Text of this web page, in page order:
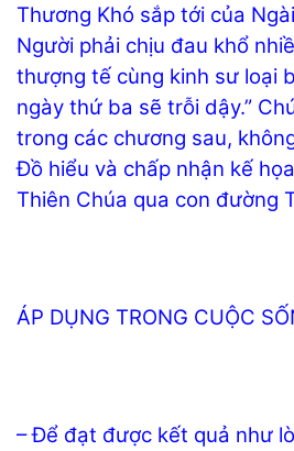
Thương Khó sắp tới của
Người phải chịu đau khổ
thượng tế cùng kinh sư loại
ngày thứ ba sẽ trỗi dậy.”
trong các chương sau,
Đồ hiểu và chấp nhận kế
Thiên Chúa qua con đường
ÁP DỤNG TRONG CUỘC
– Để đạt được kết quả như